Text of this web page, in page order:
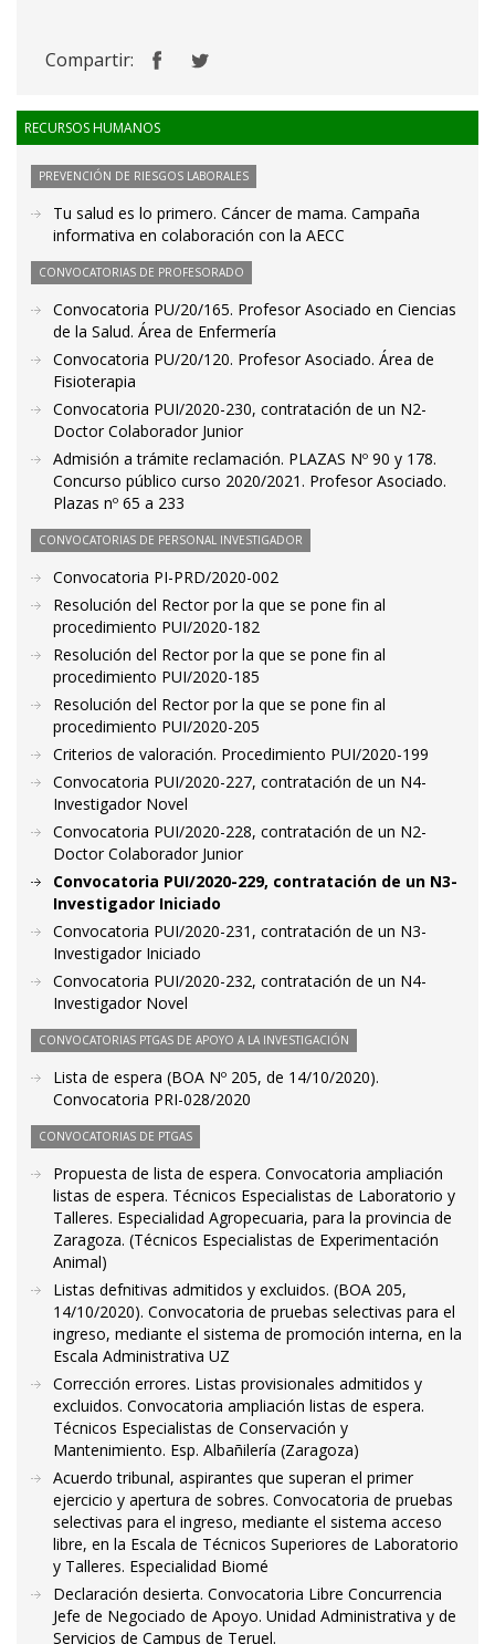
Compartir:
RECURSOS HUMANOS
PREVENCIÓN DE RIESGOS LABORALES
Tu salud es lo primero. Cáncer de mama. Campaña
informativa en colaboración con la AECC
CONVOCATORIAS DE PROFESORADO
Convocatoria PU/20/165. Profesor Asociado en Ciencias
de la Salud. Área de Enfermería
Convocatoria PU/20/120. Profesor Asociado. Área de
Fisioterapia
Convocatoria PUI/2020-230, contratación de un N2-
Doctor Colaborador Junior
Admisión a trámite reclamación. PLAZAS Nº 90 y 178.
Concurso público curso 2020/2021. Profesor Asociado.
Plazas nº 65 a 233
CONVOCATORIAS DE PERSONAL INVESTIGADOR
Convocatoria PI-PRD/2020-002
Resolución del Rector por la que se pone fin al
procedimiento PUI/2020-182
Resolución del Rector por la que se pone fin al
procedimiento PUI/2020-185
Resolución del Rector por la que se pone fin al
procedimiento PUI/2020-205
Criterios de valoración. Procedimiento PUI/2020-199
Convocatoria PUI/2020-227, contratación de un N4-
Investigador Novel
Convocatoria PUI/2020-228, contratación de un N2-
Doctor Colaborador Junior
Convocatoria PUI/2020-229, contratación de un N3-
Investigador Iniciado
Convocatoria PUI/2020-231, contratación de un N3-
Investigador Iniciado
Convocatoria PUI/2020-232, contratación de un N4-
Investigador Novel
CONVOCATORIAS PTGAS DE APOYO A LA INVESTIGACIÓN
Lista de espera (BOA Nº 205, de 14/10/2020).
Convocatoria PRI-028/2020
CONVOCATORIAS DE PTGAS
Propuesta de lista de espera. Convocatoria ampliación
listas de espera. Técnicos Especialistas de Laboratorio y
Talleres. Especialidad Agropecuaria, para la provincia de
Zaragoza. (Técnicos Especialistas de Experimentación
Animal)
Listas defnitivas admitidos y excluidos. (BOA 205,
14/10/2020). Convocatoria de pruebas selectivas para el
ingreso, mediante el sistema de promoción interna, en la
Escala Administrativa UZ
Corrección errores. Listas provisionales admitidos y
excluidos. Convocatoria ampliación listas de espera.
Técnicos Especialistas de Conservación y
Mantenimiento. Esp. Albañilería (Zaragoza)
Acuerdo tribunal, aspirantes que superan el primer
ejercicio y apertura de sobres. Convocatoria de pruebas
selectivas para el ingreso, mediante el sistema acceso
libre, en la Escala de Técnicos Superiores de Laboratorio
y Talleres. Especialidad Biomé
Declaración desierta. Convocatoria Libre Concurrencia
Jefe de Negociado de Apoyo. Unidad Administrativa y de
Servicios de Campus de Teruel.